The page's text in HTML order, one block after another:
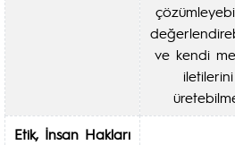
ve kendi
iletilerini
Etik, İnsan Hakları